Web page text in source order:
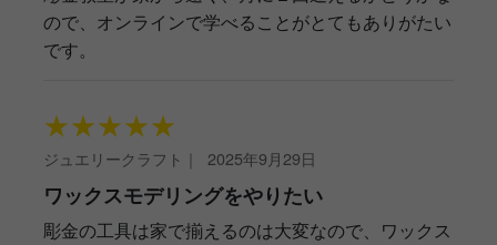
ので、オンラインで学べることがとてもありがたい
です。
★★★★★
ジュエリークラフト ｜ 2025年9月29日
ワックスモデリングをやりたい
彫金の工具は家で揃えるのは大変なので、ワックス